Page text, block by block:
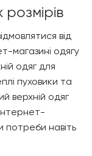
від
магазині одягу
одяг для
пуховики та
верхній одяг
потреби навіть